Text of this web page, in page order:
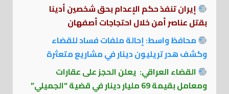
إيران تنفذ حكم الإعدام بحق شخصين أدينا
بقتل عناصر أمن خلال احتجاجات أصفهان
محافظ واسط: إحالة ملفات فساد للقضاء
وكشف هدر تريليون دينار في مشاريع متعثرة
القضاء العراقي: يعلن الحجز على عقارات
ومعامل بقيمة 69 مليار دينار في قضية “الجميلي”